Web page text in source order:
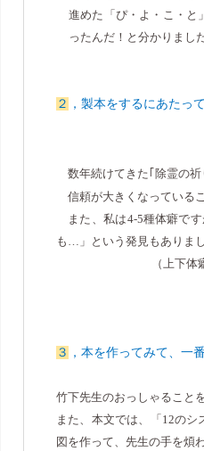
進めた「ぴ・よ・こ・と
ったんだ！と分かりました
２ ，製本をするにあたっ
数年続けてきた｢除霊の祈
信頼が大きくなっている
また、私は4-5種体癖で
も…」という発見もありまし
（上下体癖の言語
３ ，本を作ってみて、一
竹下先生のおっしゃること
また、本文では、「 12のシ
図を作って、先生の手を煩